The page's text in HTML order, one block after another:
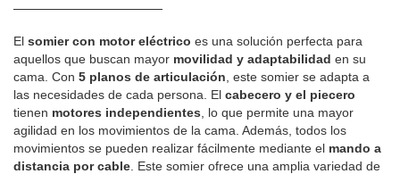
El somier con motor eléctrico es una solución perfecta para
aquellos que buscan mayor movilidad y adaptabilidad en su
cama. Con 5 planos de articulación , este somier se adapta a
las necesidades de cada persona. El cabecero y el piecero
tienen motores independientes , lo que permite una mayor
agilidad en los movimientos de la cama. Además, todos los
movimientos se pueden realizar fácilmente mediante el mando a
distancia por cable . Este somier ofrece una amplia variedad de